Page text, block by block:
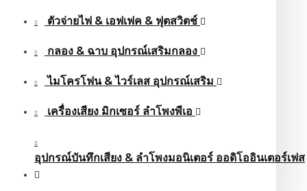
ตัวจ่ายไฟ & เอฟเฟค & ฟุตสวิตช์
กลอง & ฉาบ อุปกรณ์เสริมกลอง
ไมโครโฟน & ไวร์เลส อุปกรณ์เสริม
เครื่องเสียง มิกเซอร์ ลำโพงพีเอ
อุปกรณ์บันทึกเสียง & ลำโพงมอนิเตอร์ ออดิโออินเตอร์เฟส